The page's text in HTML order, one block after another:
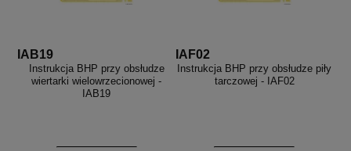
IAB19
Instrukcja BHP przy obsłudze
wiertarki wielowrzecionowej -
IAB19
IAF02
Instrukcja BHP przy obsłudze piły
tarczowej - IAF02